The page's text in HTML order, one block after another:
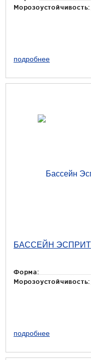
Морозоустойчивость:
подробнее
БАССЕЙН ЭСПРИТ
Форма:
Морозоустойчивость:
подробнее